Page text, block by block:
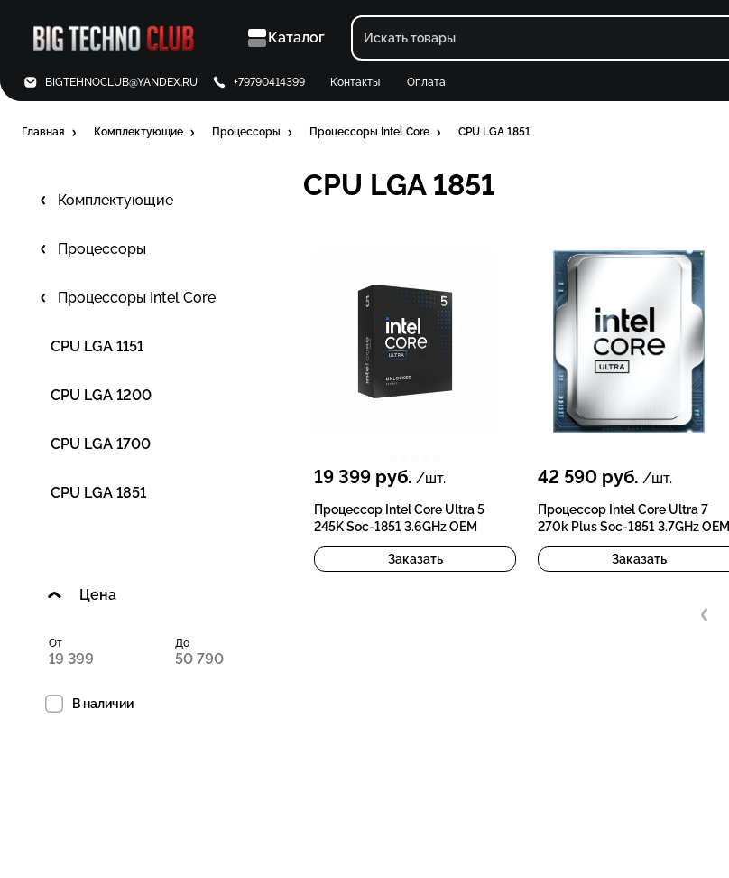
Каталог
BIGTEHNOCLUB@YANDEX.RU +79790414399 Контакты Оплата
Главная Комплектующие Процессоры Процессоры Intel Core CPU LGA 1851
Комплектующие
Процессоры
Процессоры Intel Core
CPU LGA 1151
CPU LGA 1200
CPU LGA 1700
CPU LGA 1851
Цена
От До
В наличии
CPU LGA 1851
19 399 руб. /шт.
Процессор Intel Core Ultra 5
245K Soc-1851 3.6GHz OEM
Заказать
42 590 руб. /шт.
Процессор Intel Core Ultra 7
270k Plus Soc-1851 3.7GHz OEM
Заказать